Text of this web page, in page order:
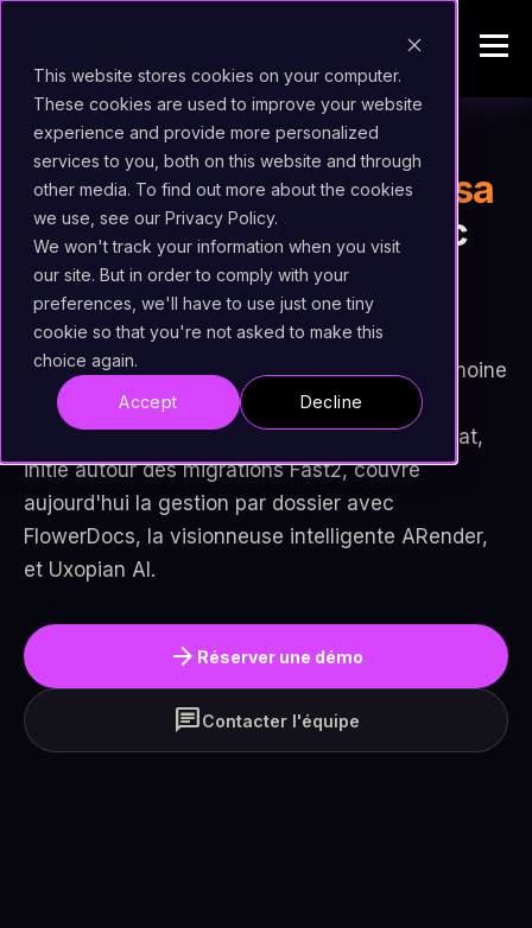
This website stores cookies on your computer.
These cookies are used to improve your website
experience and provide more personalized
services to you, both on this website and through
other media. To find out more about the cookies
we use, see our Privacy Policy.
We won't track your information when you visit
our site. But in order to comply with your
preferences, we'll have to use just one tiny
cookie so that you're not asked to make this
choice again.
Accept Decline
Comment TCSaccélère sa
modernisation ECMavec
Uxopian Software
Depuis 2016, Tata Consultancy Services et
Uxopian s'associent pour moderniser le patrimoine
documentaire des leaders de la banque, de
l'assurance et du secteur public. Ce partenariat,
initié autour des migrations Fast2, couvre
aujourd'hui la gestion par dossier avec
FlowerDocs, la visionneuse intelligente ARender,
et Uxopian AI.
arrow_forward Réserver une démo
chatContacter l'équipe